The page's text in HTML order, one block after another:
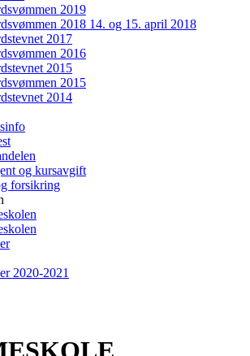
2019
2018 14. og 15. april 2018
2017
2016
2015
2015
2014
og kursavgift
forsikring
2020-2021